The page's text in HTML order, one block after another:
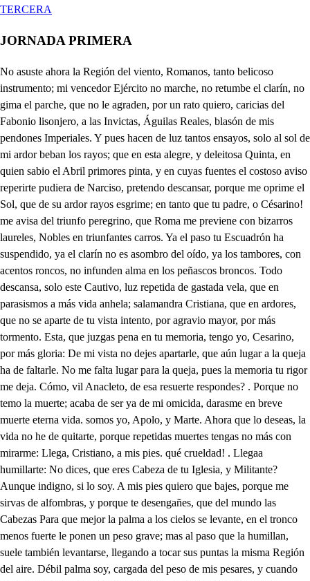
TERCERA
JORNADA PRIMERA
No asuste ahora la Región del viento, Romanos, tanto belicoso instrumento; mi vencedor Ejército no marche, no retumbe el clarín, no gima el parche, que no le agraden, por un rato quiero, caricias del Fabonio lisonjero, a las Invictas, Águilas Reales, blasón de mis pendones Imperiales. Y pues hacen de luz tantos ensayos, solo al sol de mi ardor beban los rayos; que en esta alegre, y deleitosa Quinta, en quien sabio el Abril primores pinta, y en cuyas fuentes el costoso aviso reperirte pudiera de Narciso, pretendo descansar, porque me oprime el Sol, que de su ardor rayos esgrime; en tanto que tu padre, o Césarino! me avisa del triunfo peregrino, que Roma me previene con bizarros laureles, Nobles en triunfantes carros. Ya el paso tu Escuadrón ha suspendido, ya el clarín no es asombro del oído, ya los tambores, con acentos roncos, no infunden alma en los peñascos broncos. Todo descansa, solo este Cautivo, luz repetida de gastada vela, que en parasismos a más vida anhela; salamandra Cristiana, que en ardores, que no se aparte de tu vista intento, por agravio mayor, por más tormento. Esta, que juzgas pena en tu memoria, tengo yo, Cesarino, por más gloria: De mi vista no dejes apartarle, que aún lugar a la queja ha de faltarle. No me falta lugar para la queja, pues la memoria tu rigor me deja. Cómo, vil Anacleto, de esa resuerte respondes? . Porque no temo la muerte; acaba de ser ya de mi omicida, darasme en breve muerte eterna vida. somos yo, Apolo, y Marte. Ahora que lo deseas, la vida no he de quitarte, porque repetidas muertes tengas no más con mirarme: Llega, Cristiano, a mis pies. qué crueldad! . Llegaa humillarte: No dices, que eres Cabeza de tu Iglesia, y Militante? Aunque indigno, si lo soy. A mis pies quiero que bajes, porque me sirvas de alfombras, y porque te desengañes, que del mundo las Cabezas Para que mejor la palma a los cielos se levante, en el tronco menos fuerte le ponen un peso grave; mas al paso que la humillan, suele también levantarse, llegando a tocar sus puntas la misma Región del aire. Débil palma soy, cargada del peso de mis pesares, y cuando abatirme quieres con repetidos ultrajes, mas llegas a sublimarme, porque más glorias así de tus sinrazones salen. Eso de las tiernas palmas escriben los Naturales; pero en ti, tronco caduco, no te parezca muy fácil. Aunque Anacleto me ofende, . porque ya llega tu padre. también quisiera excusarle. el rigor, y esta piedad no sé de que causa nace en mí, mas es desvarío. Escucha, Linarco, aparte. Invicto Diocleciano, asombro siel del bárbaro Cristiano, por quien la ilustre Roma tantas Naciones invencibles doma, sellen mi boca iguales Declara tu pensamiento, mas me engrandeces entonces, di lo que quieres. . No sabes, que está de Ines es la Quinta, donde es entre flores áspid, y que soy de su hermosura seis años ha fiel amante? Sé muy bien que te aborrece, olvida virginidades. Vamos a verla. . No puedes, Yo le perdonara ahora el contento de mirarle, por el gusto que me quita en ver la beldad de un Ángel. ogrion las huellas de tus plantas Imperiales. Oh Perfecto, de Roma siel columna; p en quien carga, y no pesa mi fortuna, llega a ceñir mis brazos, serán de la amistad eternos lazos. Cómo vienes, señor? . Con mil despojos, ganados a los míseros enojos del pertinaz. Cristiano. El Orbe es corto a tu Cesarea mano; perdonadme, señor, que son prolijos en los padres, afectos de los hijos: Llega, hijo, que aguardas? ya, Cesarino, en abrazarme tardas. Bésar tu mano espero. Con los brazos la mano darte quiero. Qué galán! qué alentado! con verle mi vejez se ha remozado; no me acuséis ahora de prolijo, hasta que como yo tengáis un hijo. L. A risa me proboco, el viejo de esta vez se vuelve loco, obe Ay, soberana Ines! desdicha fuerte! que esté en tu Quinta, y no pueda verte! Por los dos, que en la gloria que conquisto, arruinada he de ver la Ley de Cristo: el Cielo no lo quiera! entrañas tiene de silvestre fiera, Y porque veas que esta gloria empieza, este esclavo que ves es su Cabeza, este Anaclero es. . Da claro juicio, que ya se desmorona el edificio de la Iglesia Cristiana, pues tiene tan caduca barba cana. . Un festivo rumor suspende el viento. Parece de rústico instrumento; los Serranos serán de estas Aldeas, porque su amor en sus afectos veas. Cuál es el Emperador me digan luego, que quiero habrarle agora el primero? Yo soy. . Llegad, labrador. Pardiez, no sé si lo crea, aunque ya me diz que es él esa cresta de laurel, que la frente le todea: Yo soy. . qué extraña simpleza! Creí que hombres semejantes eran de prata, y diamantes, y a la he que de una pieza a entrambos mos hizo Dios; solo me lleváis ventajas en aquesas zarandajas, que os dio la fortuna a vos. Aparta, necio. . Dejalde, que de esta simpleza gusto. No intentes darme disgusto, que so Batín el Alcalde. A qué venís? . Su Insolencia, mal dije, Paternidad; su merced, su Jamestad, subes, su perlinuitencia. Como digo de mi cuento, ya sabe que so Batín, vino a la noticia en fin del rústico Parlamento, ca qui descansar quería, y las mozas de lugar la vienen a festejar. Mas diga, por vida mía, porque mata a los hermanos Cristianos, no tien razón, porque al sin hermanos son suyos también los Cristianos? Cómo tienes sufrimiento para oírle? . Si sopiera, que so Cristiano, que hiciera? Como digo de mi cuento, con muchas palmas ramor. el suelo le han de entamar, cual si hueran a adornar el de Chisle; y el Deus Amor. De Chiple, y samos dirás ya está, señor, importuno, para con Dios todo es uno, aunque me remiembre más. Desde aquí se escocha el son, y aunque palmas muchas, de ellas caen, traen, por parecer doncellas, perjeno que no lo son: Mas viene entre todas una, que la fror del Abril es, su propio nombre es Ines, que no hay como ella ninguna. Vive retirada aquí, dempués que el padre murió, y aunque más la chero yo, ella no me chere a mí. Acompañala su hermana, que también hermosa es, mas con la beldad de que es toda hermosura espabana. Descalza la vi en la huente, y al pie breve, por mi mal, cuatro puntos de crista! la calzaba la corriente. Ardían en mi mil fraguas, al tiempo que de envidiosas, unas a otras furiosas, se rempujaban las aguas. Yo admirado la miré, y dije con desvarío, o quien fuera huente, o río, para besalla aquel pie! Vídome, y de adonde estaba corrida al punto salio; pero quien más se corrió fue el agua, pues la dejaba. Escapose como un potro, las frores blancas ajando, y al huir iba pisando. un branco jazmín con otro. Y yo en la arena que toca su huella vi, y la bese, porque adorde puso el pie, fue gloria poner mi boca; pero miento, que su pie era tan breve, que allí, aunque más lo pretendí, huella que besar no hallé. Si mi frema no le inquieta, pintarla quijera yo, porque ha de saber que fo un rediculo Poera, hago seguras extrañas cuando quiero enquillotar a Apolo, y todo es llamar mis Musas a musarañas. Cabales hago, y enteros los versos, bien los me di: mi dieran ojalá así, su vino los taberneros, So Poeta singulan, tanto que a oír oreja, di por consonante oveja, que sé consonantear: Y aún ayer tuve un arrojo, con tan raro desconcierto, que al cielo le llame tuerto, porque el Sol no es más que un lojo: Y aunque la Luna retrata otro, no me satisfizo, que al fin es ojo postizo la Luna, todo de prata. Haciendo mil liras ando, con vena tan singular, que sé muy bien deliriar, donde quiera, como, y cuando. Mas ya dice está señal, que ha llegado su hermosura, dejo agora la pintura, pues viene el original. Aunque pobre, esta fineza estime tu Majestad, que es esmalte la humildad del oro de la grandeza. Notable confusión! posible es que estos villanos a los Césares tiranos den solo la adoración! , , . De nosotras no hace caso: Sea bien venido nuestro Emperador, la la gloria de Roma, del Cristiano horror. De palmas, y olivas le ofrezcamos hoy coronas, que afrenten los ruyos del Sol. Sea bien venido, En nombre de los zagales de estas Aldeas vecinas, cuyos pies, piadoso el Tiber; besa con labios de risa: Coronadas de amarantes, de laureles guarnecidas, queremos, señor Angusto, que os sirvan de alfombras ricas, u doseles, donde os demos por todas la bien venida: porque los miunfos de un pobre, solo en afectos se libran. Cielos, no es aquesta Inés! ya se comienzan mis dichas! Corto anduvo el labrador, bella mujer. . Peregrina. Ay de mí! si es ilusión de la ciega fantasía! Pues que ya sé tu nombre, en quien del cielo se cifran tienes tanto de divina, mucho la acción agradezco; levanta del suelo, y mira, que a una deidad como tú, se agravia cuando se humilla. Mire, señor, que so Libia, y es estotra Emerenciana. A las dos mi afecto estima también, levantad del suelo. Nadie con Ines compita. Posible es que soy Cristiana! posiblé es que tengo vida! El que alli rendido yace, si no mienten mis noticias, es Cabeza de la Iglesia: esto veo! hay tal desdicha! Así, ay de mí! la Cabeza de la Iglesia se autoriza! Así el Sagrado Piloto de su barca; estoy perdida! Nacar parece que vierten sus dos rosadas mejillas. Él no responderte ahora, su honestidad acredita. Ha, Linarco, no quiesiera que el César. . Ya desvarías. Es hermosa Ines. Tan presto te hacen los celos cosquillas? necedad. . Hermosa, Ines, que te suspendes? qué miras? Pide, que por mi Corona, y aunque el Imperio mi pidas será tuyo. . Gran, señor, advierte, si bien lo miras, que es mucha voz me silencio, y si no le significan los labios, viendo mi afecto, sin explicarte te explica. las partes, pues siendo humana, . Es como hermosa discreta. Ya Febo la frente inclina, porque pretende bañar en el mar sus trenzas rizas, triunfante carro te espera, y Roma glorias festivas te apercibe. . Vamos luego: y este Anacleto, que aspira a ser más que nuestros Dioses, pues que no les sacrifica, y porque también fue causa de que Decio, a quien quería tanto, despeñado fuese en los montes de Sicilia: Decio, que era de Cristianos la más sangrienta cuchilla; es bien que uncido en el carro, adonde los brutos ligan, sea el Cristiano escarmiento. Quien tuviera tanta dicha, q